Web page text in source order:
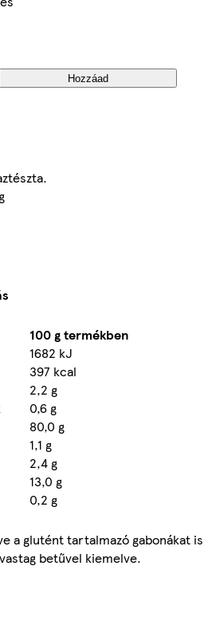
Hozzáad
100 g termékben
1682 kJ
397 kcal
2,2 g
0,6 g
80,0 g
1,1 g
2,4 g
13,0 g
0,2 g
a glutént tartalmazó gabonákat is
betűvel kiemelve.